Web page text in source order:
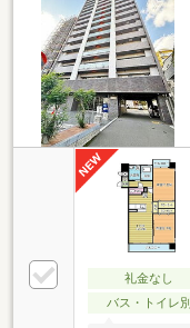
礼金なし
バス・トイレ別